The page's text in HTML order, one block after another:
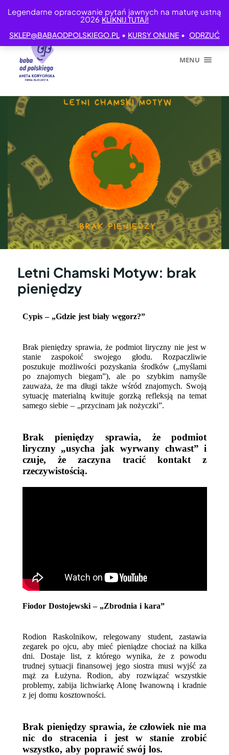
Legendarne opracowanie pytań jawnych na maturę ustną
2026 KLIKNIJ TUTAJ!
SKLEP@BABAODPOLSKIEGO.PL • KURSY ONLINE • ODRZUĆ
MENU
Letni Chamski Motyw: brak
pieniędzy
Cypis – „Gdzie jest biały węgorz?”
Brak pieniędzy sprawia, że podmiot liryczny nie jest w
stanie zaspokoić swojego głodu. Rozpaczliwie
poszukuje możliwości pozyskania środków („myślami
po znajomych biegam”), ale po szybkim namyśle
zauważa, że ma długi także wśród znajomych. Swoją
sytuację materialną kwituje gorzką refleksją na temat
samego siebie – „przycinam jak nożyczki”.
Brak pieniędzy sprawia, że podmiot
liryczny „usycha jak wyrwany chwast” i
czuje, że zaczyna tracić kontakt z
rzeczywistością.
Fiodor Dostojewski – „Zbrodnia i kara”
Rodion Raskolnikow, relegowany student, zastawia
zegarek po ojcu, aby mieć pieniądze chociaż na kilka
dni. Dostaje list, z którego wynika, że z powodu
trudnej sytuacji finansowej jego siostra musi wyjść za
mąż za Łużyna. Rodion, aby rozwiązać wszystkie
problemy, zabija lichwiarkę Alonę Iwanowną i kradnie
z jej domu kosztowności.
Brak pieniędzy sprawia, że człowiek nie ma
nic do stracenia i jest w stanie zrobić
wszystko, aby poprawić swój los.